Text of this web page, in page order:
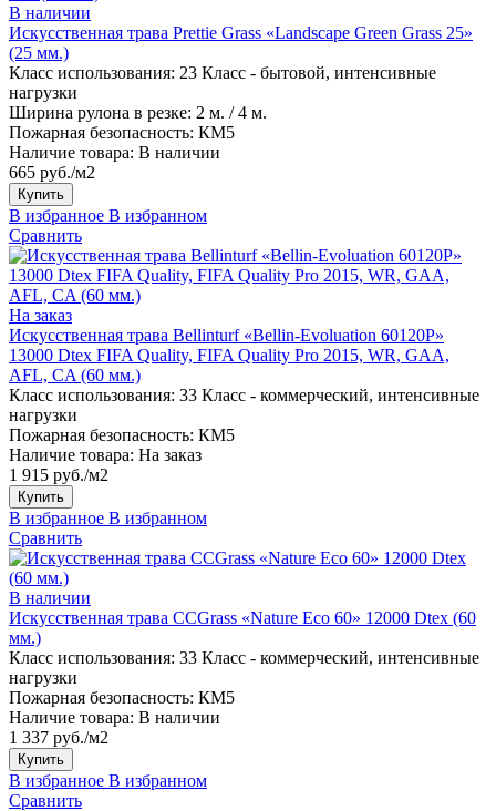
В наличии
Искусственная трава Prettie Grass «Landscape Green Grass 25»
(25 мм.)
Класс использования: 23 Класс - бытовой, интенсивные
нагрузки
Ширина рулона в резке: 2 м. / 4 м.
Пожарная безопасность: КМ5
Наличие товара: В наличии
665 руб./м2
Купить
В избранное В избранном
Сравнить
На заказ
Искусственная трава Bellinturf «Bellin-Evoluation 60120P»
13000 Dtex FIFA Quality, FIFA Quality Pro 2015, WR, GAA,
AFL, CA (60 мм.)
Класс использования: 33 Класс - коммерческий, интенсивные
нагрузки
Пожарная безопасность: КМ5
Наличие товара: На заказ
1 915 руб./м2
Купить
В избранное В избранном
Сравнить
В наличии
Искусственная трава CCGrass «Nature Eco 60» 12000 Dtex (60
мм.)
Класс использования: 33 Класс - коммерческий, интенсивные
нагрузки
Пожарная безопасность: КМ5
Наличие товара: В наличии
1 337 руб./м2
Купить
В избранное В избранном
Сравнить